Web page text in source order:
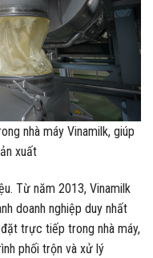
nhà máy Vinamilk, giúp
xuất
Từ năm 2013, Vinamilk
doanh nghiệp duy nhất
trực tiếp trong nhà máy,
phối trộn và xử lý